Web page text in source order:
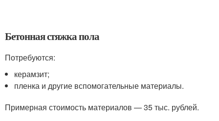
Бетонная стяжка пола
Потребуются:
керамзит;
пленка и другие вспомогательные материалы.
Примерная стоимость материалов — 35 тыс. рублей.